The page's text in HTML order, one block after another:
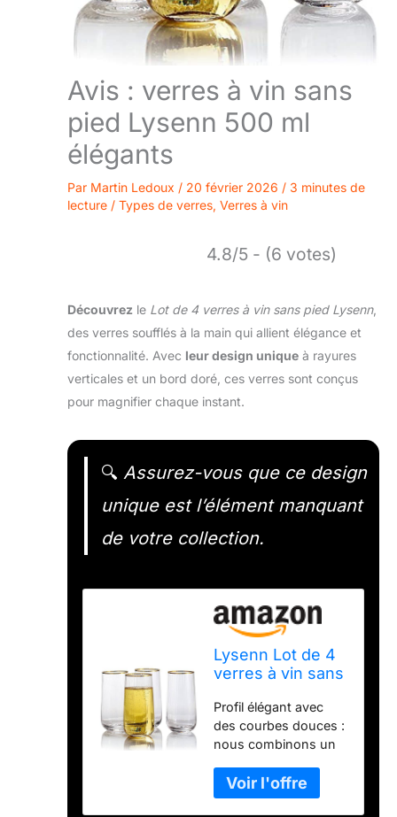
Avis : verres à vin sans
pied Lysenn 500 ml
élégants
Par Martin Ledoux / 20 février 2026 / 3 minutes de
lecture / Types de verres, Verres à vin
4.8/5 - (6 votes)
Découvrez le Lot de 4 verres à vin sans pied Lysenn,
des verres soufflés à la main qui allient élégance et
fonctionnalité. Avec leur design unique à rayures
verticales et un bord doré, ces verres sont conçus
pour magnifier chaque instant.
🔍 Assurez-vous que ce design
unique est l’élément manquant
de votre collection.
Lysenn Lot de 4
verres à vin sans
soufflés à la main
pour vin pétillant
et champagne –
Flûtes à
champagne
élégantes à
Profil élégant avec
des courbes douces :
nous combinons un
un charme moderne
et sophistiqué pour